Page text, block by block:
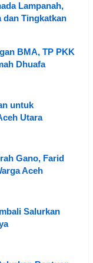
Lampanah,
dan Tingkatkan
BMA, TP PKK
Dhuafa
untuk
Utara
Gano, Farid
Aceh
Salurkan